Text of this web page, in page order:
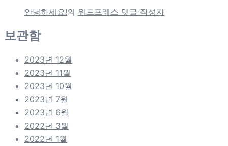
안녕하세요!의 워드프레스 댓글 작성자
보관함
2023년 12월
2023년 11월
2023년 10월
2023년 7월
2023년 6월
2022년 3월
2022년 1월